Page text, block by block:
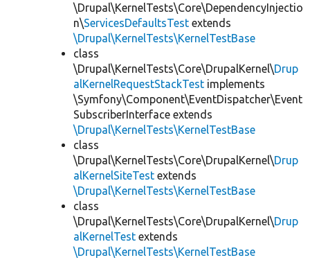
\Drupal\KernelTests\Core\DependencyInjectio
n\ServicesDefaultsTest extends
\Drupal\KernelTests\KernelTestBase
class
\Drupal\KernelTests\Core\DrupalKernel\Drup
alKernelRequestStackTest implements
\Symfony\Component\EventDispatcher\Event
SubscriberInterface extends
\Drupal\KernelTests\KernelTestBase
class
\Drupal\KernelTests\Core\DrupalKernel\Drup
alKernelSiteTest extends
\Drupal\KernelTests\KernelTestBase
class
\Drupal\KernelTests\Core\DrupalKernel\Drup
alKernelTest extends
\Drupal\KernelTests\KernelTestBase